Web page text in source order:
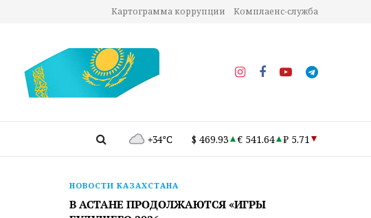
Картограмма коррупции Комплаенс-служба
+34°C $ 469.93 € 541.64 ₽ 5.71
НОВОСТИ КАЗАХСТАНА
В АСТАНЕ ПРОДОЛЖАЮТСЯ «ИГРЫ